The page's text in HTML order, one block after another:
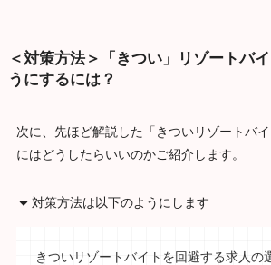
＜対策方法＞「きつい」リゾートバ
うにするには？
次に、先ほど解説した「きついリゾートバ
にはどうしたらいいのかご紹介します。
対策方法は以下のようにします
きついリゾートバイトを回避する求人の